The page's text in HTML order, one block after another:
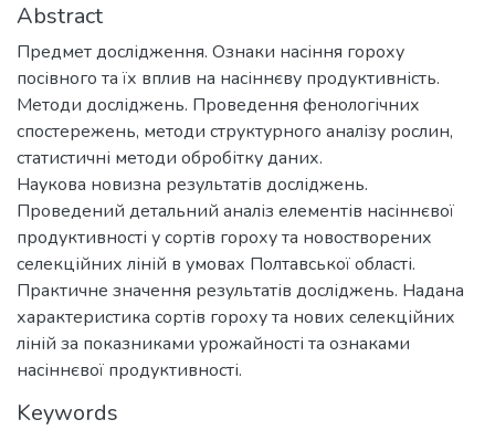
Abstract
Предмет дослідження. Ознаки насіння гороху
посівного та їх вплив на насіннєву продуктивність.
Методи досліджень. Проведення фенологічних
спостережень, методи структурного аналізу рослин,
статистичні методи обробітку даних.
Наукова новизна результатів досліджень.
Проведений детальний аналіз елементів насіннєвої
продуктивності у сортів гороху та новостворених
селекційних ліній в умовах Полтавської області.
Практичне значення результатів досліджень. Надана
характеристика сортів гороху та нових селекційних
ліній за показниками урожайності та ознаками
насіннєвої продуктивності.
Keywords